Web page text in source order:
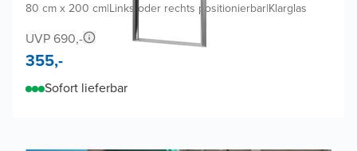
80 cm x 200 cm|Links oder rechts positionierbar|Klarglas
UVP 690,-
355,-
Sofort lieferbar